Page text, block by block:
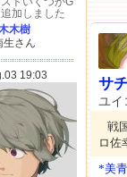
サ
ユイ
戦
ロ佐
*美